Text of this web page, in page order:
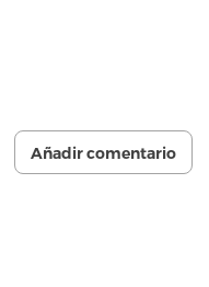
Añadir comentario